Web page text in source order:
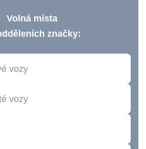
Volná místa
značky:
vozy
vozy